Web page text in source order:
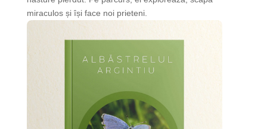
miraculos și își face noi prieteni.